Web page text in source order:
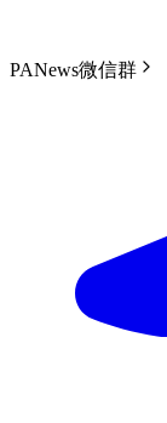
PANews微信群